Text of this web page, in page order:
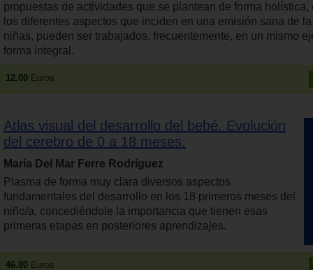
propuestas de actividades que se plantean de forma holística,
los diferentes aspectos que inciden en una emisión sana de
niñas, pueden ser trabajados, frecuentemente, en un mismo
forma integral.
12.00 Euros
Atlas visual del desarrollo del bebé. Evolución
del cerebro de 0 a 18 meses.
María Del Mar Ferre Rodríguez
Plasma de forma muy clara diversos aspectos
fundamentales del desarrollo en los 18 primeros meses del
niño/a, concediéndole la importancia que tienen esas
primeras etapas en posteriores aprendizajes.
46.80 Euros